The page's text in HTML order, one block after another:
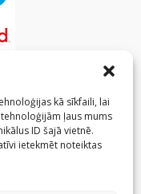
kā sīkfaili, lai
ļaus mums
ID šajā vietnē.
ietekmēt noteiktas